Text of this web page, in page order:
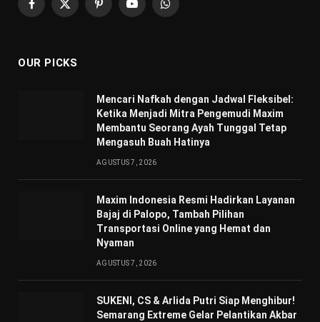
Facebook
X
PinterestYouTubeWhatsApp
OUR PICKS
Mencari Nafkah dengan Jadwal Fleksibel:
Ketika Menjadi Mitra Pengemudi Maxim
Membantu Seorang Ayah Tunggal Tetap
Mengasuh Buah Hatinya
AGUSTUS 7, 2026
Maxim Indonesia Resmi Hadirkan Layanan
Bajaj di Palopo, Tambah Pilihan
Transportasi Online yang Hemat dan
Nyaman
AGUSTUS 7, 2026
SUKENI, CS & Arlida Putri Siap Menghibur!
Semarang Extreme Gelar Pelantikan Akbar